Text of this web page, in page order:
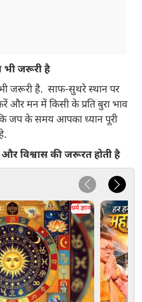
भी जरूरी है
जरूरी है. साफ-सुथरे स्थान पर
और मन में किसी के प्रति बुरा भाव
जप के समय आपका ध्यान पूरी
विश्वास की जरूरत होती है
धर्म ज्ञान